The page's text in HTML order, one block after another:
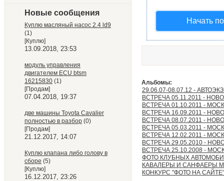
Новые сообщения
Куплю масляный насос 2.4 ld9
(1)
[Куплю]
13.09.2018, 23:53
модуль управления
двигателем ECU btsm
16215830 (1)
[Продам]
07.04.2018, 19:37
две машины Toyota Cavalier
полностью в разбор (0)
[Продам]
21.12.2017, 14:07
Куплю клапана либо голову в
сборе (5)
[Куплю]
16.12.2017, 23:26
Начать
Альбомы:
29.06.07-08.07.12 -
ВСТРЕЧА 05.11.2011 -
ВСТРЕЧА 01.10.2011 -
ВСТРЕЧА 16.09.2011 -
ВСТРЕЧА 08.07.2011 -
ВСТРЕЧА 05.03.2011 -
ВСТРЕЧА 12.02.2011 -
ВСТРЕЧА 29.05.2010 -
ВСТРЕЧА 25.10.2008 -
ФОТО КЛУБНЫХ
КАВАЛЕРЫ И САНФАЕРЫ
КОНКУРС "ФОТО НА